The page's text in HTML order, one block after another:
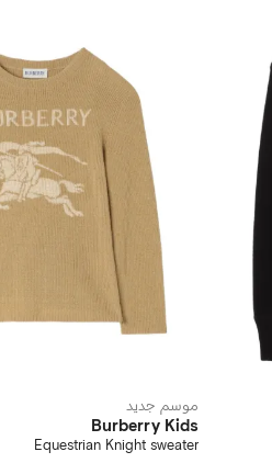
موسم جديد
Burberry Kids
Equestrian Knight sweater